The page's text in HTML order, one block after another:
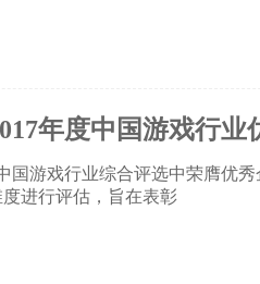
年度中国游戏行业
国游戏行业综合评选中荣膺优
进行评估，旨在表彰